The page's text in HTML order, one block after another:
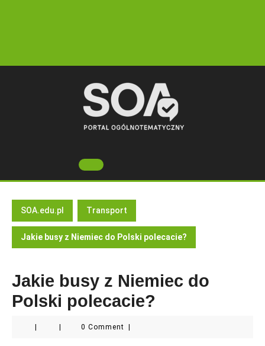
Open
Button
SOA.edu.pl Transport
Jakie busy z Niemiec do Polski polecacie?
Jakie busy z Niemiec do
Polski polecacie?
0 Comment